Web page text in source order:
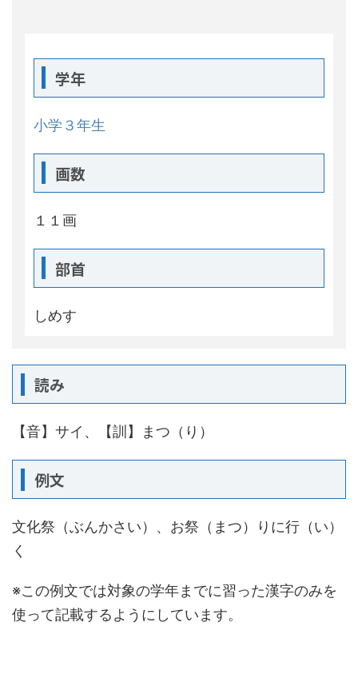
学年
小学３年生
画数
１１画
部首
しめす
読み
【音】サイ、【訓】まつ（り）
例文
文化祭（ぶんかさい）、お祭（まつ）りに行（い）
く
※この例文では対象の学年までに習った漢字のみを
使って記載するようにしています。